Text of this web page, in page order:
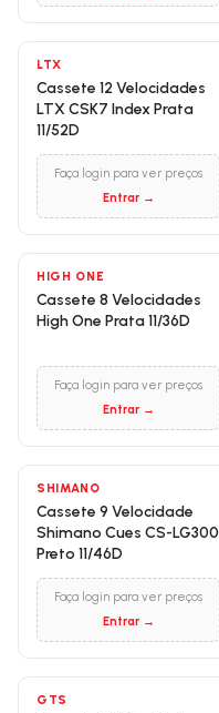
LTX
Cassete 12 Velocidades
LTX CSK7 Index Prata
11/52D
Faça login para ver preços
Entrar →
HIGH ONE
Cassete 8 Velocidades
High One Prata 11/36D
Faça login para ver preços
Entrar →
SHIMANO
Cassete 9 Velocidade
Shimano Cues CS-LG300
Preto 11/46D
Faça login para ver preços
Entrar →
GTS